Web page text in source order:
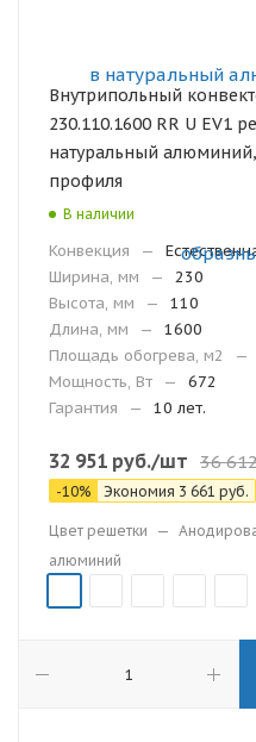
Внутрипольный
230.110.1600 RR U EV1
натуральный
профиля
В наличии
Конвекция —
Ширина, мм
—
230
Высота, мм
—
110
Длина, мм
—
1600
Площадь обогрева, м2
—
Мощность, Вт
—
672
Гарантия
— 10 лет.
32 951 руб./шт 36
-10% Экономия 3 661 руб.
Цвет решетки —
алюминий